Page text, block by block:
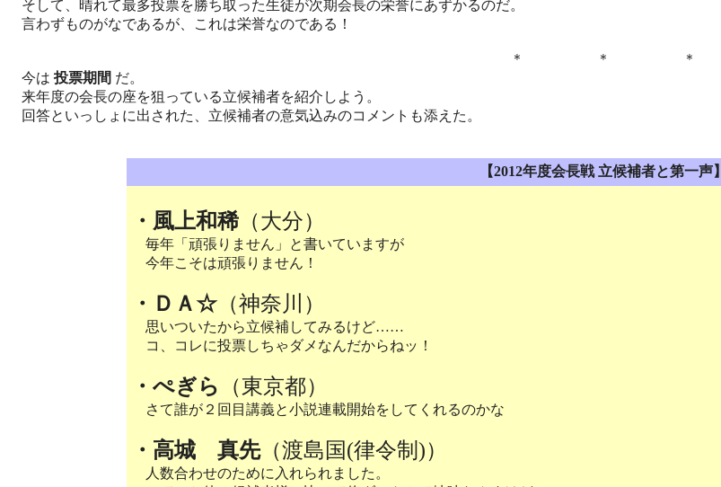
そして、晴れて最多投票を勝ち取った生徒が次期会長の栄誉にあずかるのだ。
言わずものがなであるが、これは栄誉なのである！
＊ ＊ ＊
今は 投票期間 だ。
来年度の会長の座を狙っている立候補者を紹介しよう。
回答といっしょに出された、立候補者の意気込みのコメントも添えた。
【2012年度会長戦 立候補者と第一声】
・風上和稀 （大分）
毎年「頑張りません」と書いていますが
今年こそは頑張りません！
・ＤＡ☆（神奈川）
思いついたから立候補してみるけど……
コ、コレに投票しちゃダメなんだからねッ！
・ぺぎら （東京都）
さて誰が２回目講義と小説連載開始をしてくれるのかな
・高城 真先（渡島国(律令制)）
人数合わせのために入れられました。